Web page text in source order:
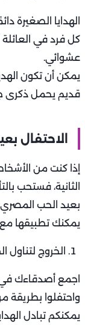
الهدايا الصغيرة
كل فرد في
عشوائي.
يمكن أن تكون
قديم يحمل ذكرى
الاحتفال
إذا كنت من
الثانية، فستحب
بعيد الحب المصري
يمكنك تطبيقها
الخروج
اجمع أصدقاءك
واحتفلوا بطريقة
يمكنكم تبادل